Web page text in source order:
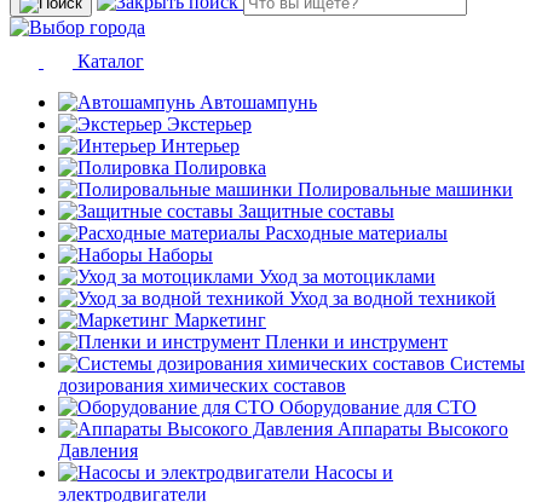
Каталог
Автошампунь
Экстерьер
Интерьер
Полировка
Полировальные машинки
Защитные составы
Расходные материалы
Наборы
Уход за мотоциклами
Уход за водной техникой
Маркетинг
Пленки и инструмент
Системы
дозирования химических составов
Оборудование для СТО
Аппараты Высокого
Давления
Насосы и
электродвигатели